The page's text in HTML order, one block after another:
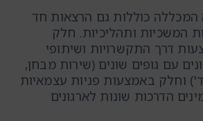
כוללות גם הרצאות חד
המשכיות ותהליכיות. חלק
דרך התקשרויות ושיתופי
עם גופים שונים (שירות מבחן,
וחלק באמצעות פניות עצמאיות
הדרכות שונות לארגונים